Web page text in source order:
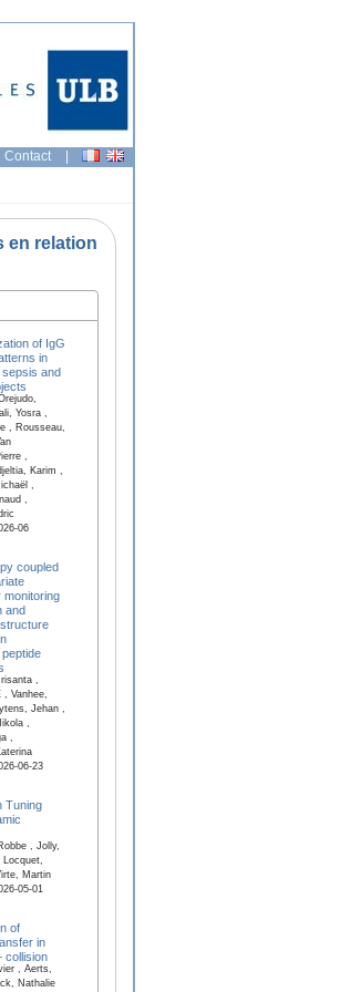
Contact |
en relation
of IgG
in
and
Yosra ,
, Rousseau,
,
Karim ,
,
,
06
coupled
monitoring
and
,
Vanhee,
Jehan ,
,
,
06-23
Tuning
, Jolly,
Martin
05-01
of
in
collision
, Aerts,
Nathalie